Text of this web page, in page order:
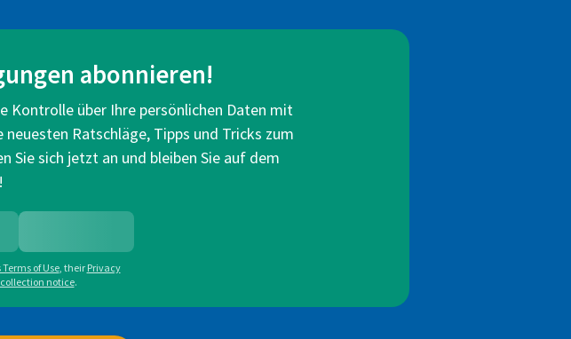
abonnieren!
Kontrolle über Ihre persönlichen Daten mit
Ratschläge, Tipps und Tricks zum
Sie sich jetzt an und bleiben Sie auf dem
of Use, their Privacy
notice.